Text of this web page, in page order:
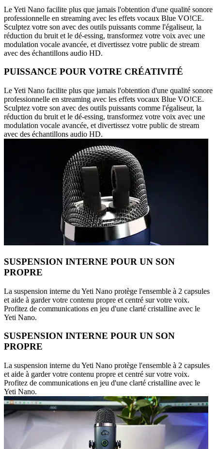
Le Yeti Nano facilite plus que jamais l'obtention d'une qualité sonore
professionnelle en streaming avec les effets vocaux Blue VO!CE.
Sculptez votre son avec des outils puissants comme l'égaliseur, la
réduction du bruit et le dé-essing, transformez votre voix avec une
modulation vocale avancée, et divertissez votre public de stream
avec des échantillons audio HD.
PUISSANCE POUR VOTRE CRÉATIVITÉ
Le Yeti Nano facilite plus que jamais l'obtention d'une qualité sonore
professionnelle en streaming avec les effets vocaux Blue VO!CE.
Sculptez votre son avec des outils puissants comme l'égaliseur, la
réduction du bruit et le dé-essing, transformez votre voix avec une
modulation vocale avancée, et divertissez votre public de stream
avec des échantillons audio HD.
SUSPENSION INTERNE POUR UN SON
PROPRE
La suspension interne du Yeti Nano protège l'ensemble à 2 capsules
et aide à garder votre contenu propre et centré sur votre voix.
Profitez de communications en jeu d'une clarté cristalline avec le
Yeti Nano.
SUSPENSION INTERNE POUR UN SON
PROPRE
La suspension interne du Yeti Nano protège l'ensemble à 2 capsules
et aide à garder votre contenu propre et centré sur votre voix.
Profitez de communications en jeu d'une clarté cristalline avec le
Yeti Nano.